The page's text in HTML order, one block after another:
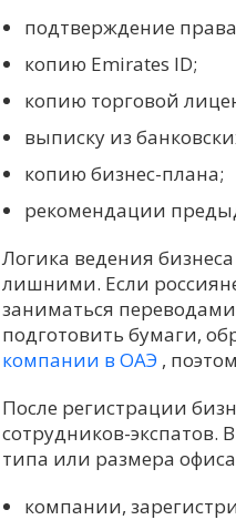
подтверждение
копию Emirates ID;
копию торговой
выписку из
копию бизнес-плана;
рекомендации
Логика ведения
лишними. Если
заниматься
подготовить бумаги,
компании в ОАЭ ,
После регистрации
сотрудников-экспатов.
типа или размера
компании,